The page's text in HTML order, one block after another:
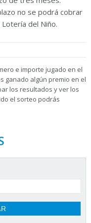
no se podrá cobrar
del Niño.
e importe jugado en el
ganado algún premio en el
los resultados y ver los
el sorteo podrás